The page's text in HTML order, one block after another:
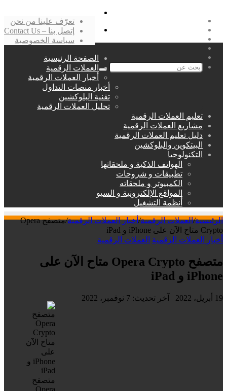
بحث
عن
تعرّف علينا من نحن
إتصل بنا – Contact Us
سياسة الخصوصية
القائمة
الصفحة الرئيسية
العملات الرقمية
أخبار العملات الرقمية
أخبار منصات التداول
تقنية البلوكشين
تحليل العملات الرقمية
تعليم العملات الرقمية
مشاريع العملات الرقمية
دليل تعليم العملات الرقمية
البيتكوين والبلوكشين
التكنولوجيا
الهواتف الذكية و ملحقاتها
تطبيقات و شروحات
الكمبيوتر و ملحقاته
المواقع الإلكترونية و السيو
أنظمة التشغيل
الرئيسية/العملات الرقمية/أخبار العملات الرقمية/
متصفح Opera
Crypto متاح الآن على iPhone و iPad
أخبار العملات الرقمية العملات الرقمية
متصفح Opera Crypto متاح الآن على
iPhone و iPad
19 أبريل، 2022 آخر تحديث: 7 نوفمبر، 2022
متصفح
Opera